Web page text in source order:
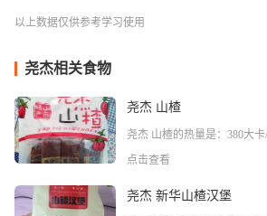
以上数据仅供参考学习使用
尧杰相关食物
尧杰 山楂
尧杰 山楂的热量是：380大卡
点击查看
尧杰 新华山楂汉堡